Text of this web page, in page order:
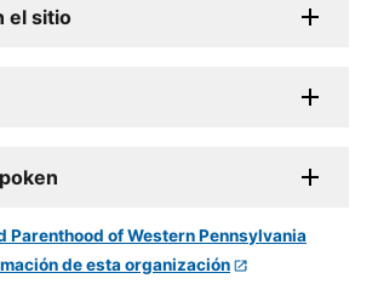
el sitio
de esta organización